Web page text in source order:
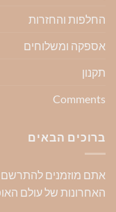
החלפות והחזרות
אספקה ומשלוחים
תקנון
Comments
ברוכים הבאים
אתם מוזמנים להתרשם
האחרונות של עולם